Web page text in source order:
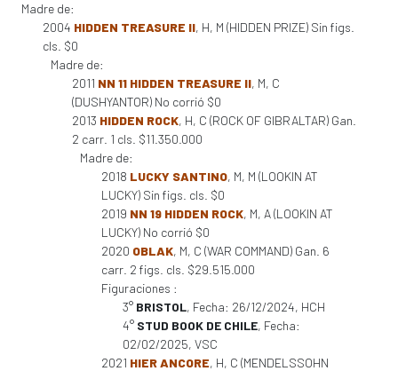
Madre de:
2004 HIDDEN TREASURE II, H, M (HIDDEN PRIZE) Sin figs.
cls. $0
Madre de:
2011 NN 11 HIDDEN TREASURE II, M, C
(DUSHYANTOR) No corrió $0
2013 HIDDEN ROCK, H, C (ROCK OF GIBRALTAR) Gan.
2 carr. 1 cls. $11.350.000
Madre de:
2018 LUCKY SANTINO, M, M (LOOKIN AT
LUCKY) Sin figs. cls. $0
2019 NN 19 HIDDEN ROCK, M, A (LOOKIN AT
LUCKY) No corrió $0
2020 OBLAK, M, C (WAR COMMAND) Gan. 6
carr. 2 figs. cls. $29.515.000
Figuraciones :
3° BRISTOL, Fecha: 26/12/2024, HCH
4° STUD BOOK DE CHILE, Fecha:
02/02/2025, VSC
2021 HIER ANCORE, H, C (MENDELSSOHN